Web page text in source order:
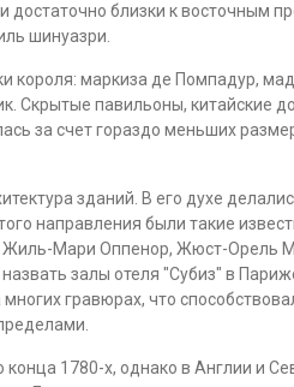
близки к восточным
шинуазри.
короля: маркиза де Помпадур,
Скрытые павильоны, китайские
за счет гораздо меньших
зданий. В его духе
направления были такие
Мари Оппенор, Жюст-Орель
залы отеля "Субиз" в
гравюрах, что
1780-х, однако в Англии и